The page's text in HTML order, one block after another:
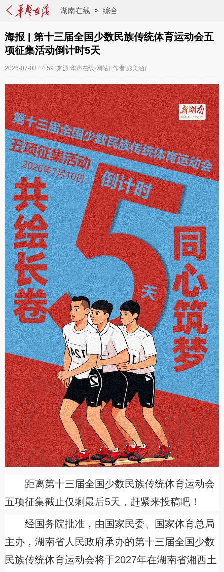
湖南在线> 综合
海报 | 第十三届全国少数民族传统体育运动会五
项征集活动倒计时5天
2026-07-03 14:59 [来源:华声在线·网站] [作者:彭美涵]
距离第十三届全国少数民族传统体育运动会
五项征集截止仅剩最后5天 ， 赶紧来投稿吧！
经国务院批准 ， 由国家民委、国家体育总局
主办 ， 湖南省人民政府承办的第十三届全国少数
民族传统体育运动会将于2027年在湖南省湘西土